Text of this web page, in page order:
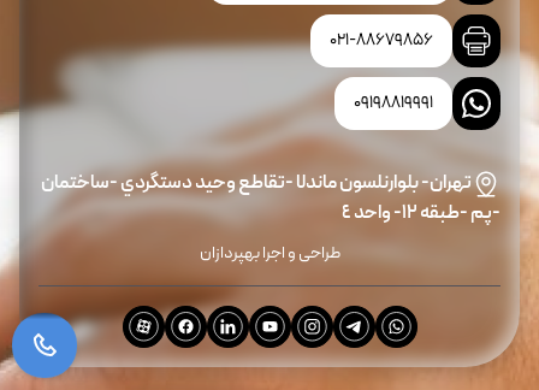
021-88679856
09198819991
تهران- بلوارنلسون ماندلا -تقاطع وحيد دستگردي -ساختمان
-پم -طبقه ١٢- واحد ٤
طراحی و اجرا بهپردازان